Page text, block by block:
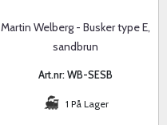
Martin Welberg - Busker type E,
sandbrun
Art.nr: WB-SESB
1 På Lager